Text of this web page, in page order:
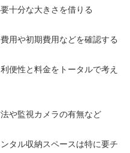
分な大きさを借りる
や初期費用などを確認する
性と料金をトータルで考え
や監視カメラの有無など
ル収納スペースは特に要チ